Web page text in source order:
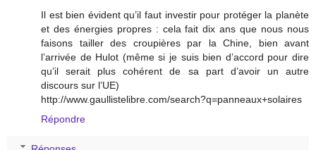
Il est bien évident qu’il faut investir pour protéger la planète
et des énergies propres : cela fait dix ans que nous nous
faisons tailler des croupières par la Chine, bien avant
l’arrivée de Hulot (même si je suis bien d’accord pour dire
qu’il serait plus cohérent de sa part d’avoir un autre
discours sur l’UE)
http://www.gaullistelibre.com/search?q=panneaux+solaires
Répondre